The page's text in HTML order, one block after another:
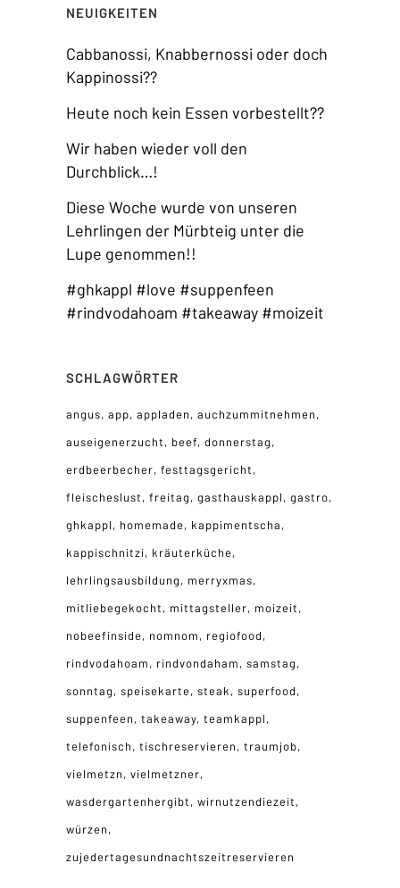
NEUIGKEITEN
Cabbanossi, Knabbernossi oder doch
Kappinossi??
Heute noch kein Essen vorbestellt??
Wir haben wieder voll den
Durchblick…!
Diese Woche wurde von unseren
Lehrlingen der Mürbteig unter die
Lupe genommen!!
#ghkappl #love #suppenfeen
#rindvodahoam #takeaway #moizeit
SCHLAGWÖRTER
angus app appladen
auchzummitnehmen
auseigenerzucht
beef donnerstag
erdbeerbecher festtagsgericht
fleischeslust
freitag gasthauskappl
gastro
ghkappl
homemade
kappimentscha
kappischnitzi
kräuterküche
lehrlingsausbildung
merryxmas
mitliebegekocht
mittagsteller
moizeit
nobeefinside
nomnom
regiofood
rindvodahoam
rindvondaham
samstag
sonntag
speisekarte steak
superfood
suppenfeen
takeaway teamkappl
telefonisch
tischreservieren
traumjob
vielmetzn
vielmetzner
wasdergartenhergibt
wirnutzendiezeit
würzen
zujedertagesundnachtszeitreservieren